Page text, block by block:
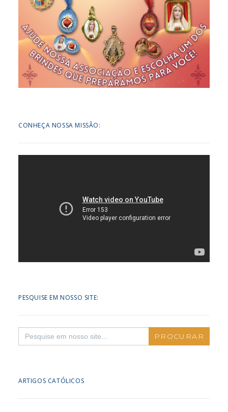
CONHEÇA NOSSA MISSÃO:
PESQUISE EM NOSSO SITE:
Search
for:
ARTIGOS CATÓLICOS